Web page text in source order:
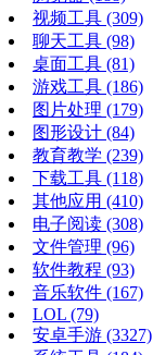
视频工具 (309)
聊天工具 (98)
桌面工具 (81)
游戏工具 (186)
图片处理 (179)
图形设计 (84)
教育教学 (239)
下载工具 (118)
其他应用 (410)
电子阅读 (308)
文件管理 (96)
软件教程 (93)
音乐软件 (167)
LOL (79)
安卓手游 (3327)